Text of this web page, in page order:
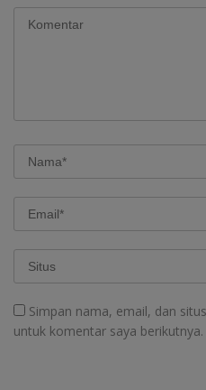
Simpan nama, email, dan
untuk komentar saya berikutnya.